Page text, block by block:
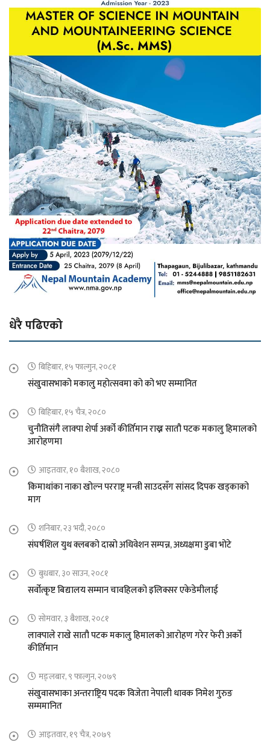
धेरै पढिएको
बिहिबार, १५ फाल्गुन, २०८१
संखुवासभाको मकालु महोत्सवमा को को भए सम्मानित
बिहिबार, १५ चैत्र, २०८०
चुनौतिसंगै लाक्पा शेर्पा अर्को कीर्तिमान राख्न सातौ पटक मकालु हिमालको
आरोहणमा
आइतवार, १० बैशाख, २०८०
किमाथांका नाका खोल्न परराष्ट्र मन्त्री साउदसँग सांसद दिपक खड्काको
माग
शनिबार, २३ भदौ, २०८०
संघर्षशिल युथ क्लबको दास्रो अधिवेशन सम्पन्न, अध्यक्षमा डुबा भोटे
बुधबार, ३० साउन, २०८१
सर्वोत्कृष्ट बिद्यालय सम्मान चावहिलको इलिक्सर एकेडेमीलाई
सोमवार, ३ बैशाख, २०८१
लाक्पाले राखे सातौ पटक मकालु हिमालको आरोहण गरेर फेरी अर्को
कीर्तिमान
मङ्लबार, ९ फाल्गुन, २०७९
संखुवासभाका अन्तराष्ट्रिय पदक विजेता नेपाली धावक निमेश गुरुङ
सम्ममानित
आइतवार, १९ चैत्र, २०७९